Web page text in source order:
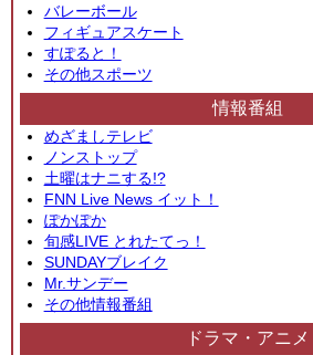
バレーボール
フィギュアスケート
すぽると！
その他スポーツ
情報番組
めざましテレビ
ノンストップ
土曜はナニする!?
FNN Live News イット！
ぽかぽか
旬感LIVE とれたてっ！
SUNDAYブレイク
Mr.サンデー
その他情報番組
ドラマ・アニメ